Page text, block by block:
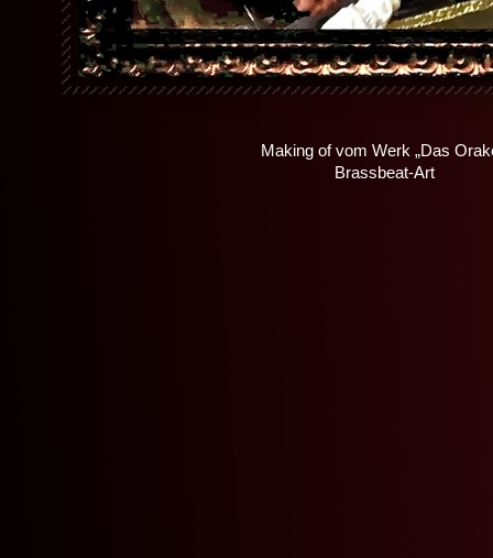
Making of vom Werk „Das
Brassbeat-Art